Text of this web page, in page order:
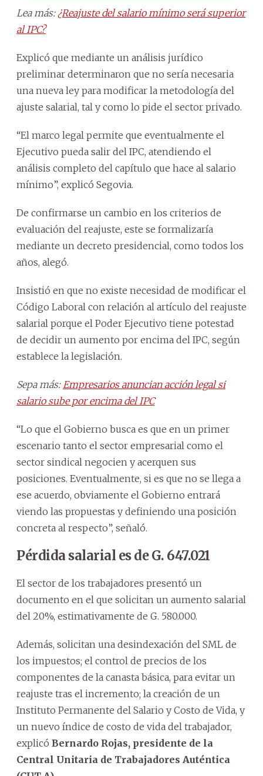
Lea más: ¿Reajuste del salario mínimo será superior
al IPC?
Explicó que mediante un análisis jurídico
preliminar determinaron que no sería necesaria
una nueva ley para modificar la metodología del
ajuste salarial, tal y como lo pide el sector privado.
“El marco legal permite que eventualmente el
Ejecutivo pueda salir del IPC, atendiendo el
análisis completo del capítulo que hace al salario
mínimo”, explicó Segovia.
De confirmarse un cambio en los criterios de
evaluación del reajuste, este se formalizaría
mediante un decreto presidencial, como todos los
años, alegó.
Insistió en que no existe necesidad de modificar el
Código Laboral con relación al artículo del reajuste
salarial porque el Poder Ejecutivo tiene potestad
de decidir un aumento por encima del IPC, según
establece la legislación.
Sepa más: Empresarios anuncian acción legal si
salario sube por encima del IPC
“Lo que el Gobierno busca es que en un primer
escenario tanto el sector empresarial como el
sector sindical negocien y acerquen sus
posiciones. Eventualmente, si es que no se llega a
ese acuerdo, obviamente el Gobierno entrará
viendo las propuestas y definiendo una posición
concreta al respecto”, señaló.
Pérdida salarial es de G. 647.021
El sector de los trabajadores presentó un
documento en el que solicitan un aumento salarial
del 20%, estimativamente de G. 580.000.
Además, solicitan una desindexación del SML de
los impuestos; el control de precios de los
componentes de la canasta básica, para evitar un
reajuste tras el incremento; la creación de un
Instituto Permanente del Salario y Costo de Vida, y
un nuevo índice de costo de vida del trabajador,
explicó Bernardo Rojas, presidente de la
Central Unitaria de Trabajadores Auténtica